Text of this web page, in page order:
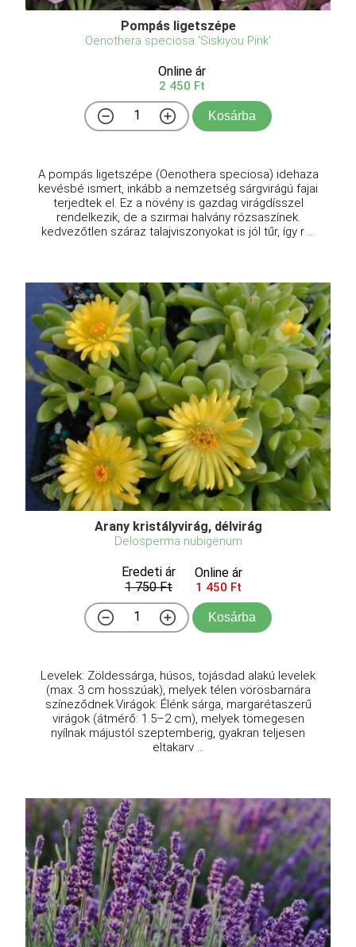
Pompás ligetszépe
Oenothera speciosa 'Siskiyou Pink'
Online ár
2 450 Ft
Kosárba
A pompás ligetszépe (Oenothera speciosa) idehaza
kevésbé ismert, inkább a nemzetség sárgvirágú fajai
terjedtek el. Ez a növény is gazdag virágdísszel
rendelkezik, de a szirmai halvány rózsaszínek.
kedvezőtlen száraz talajviszonyokat is jól tűr, így r ...
Arany kristályvirág, délvirág
Delosperma nubigenum
Eredeti ár
1 750 Ft
Online ár
1 450 Ft
Kosárba
Levelek: Zöldessárga, húsos, tojásdad alakú levelek
(max. 3 cm hosszúak), melyek télen vörösbarnára
színeződnek.Virágok: Élénk sárga, margarétaszerű
virágok (átmérő: 1.5–2 cm), melyek tömegesen
nyílnak májustól szeptemberig, gyakran teljesen
eltakarv ...